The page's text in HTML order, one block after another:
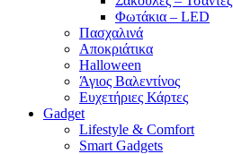
Φωτάκια – LED
Πασχαλινά
Αποκριάτικα
Halloween
Άγιος Βαλεντίνος
Ευχετήριες Κάρτες
Gadget
Lifestyle & Comfort
Smart Gadgets